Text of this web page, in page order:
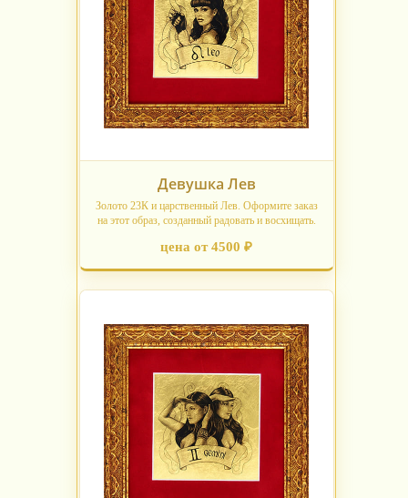
Девушка Лев
Золото 23К и царственный Лев. Оформите заказ
на этот образ, созданный радовать и восхищать.
цена от 4500 ₽